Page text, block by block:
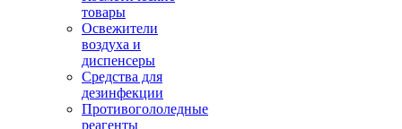
товары
Освежители
воздуха и
диспенсеры
Средства для
дезинфекции
Противогололедные
реагенты